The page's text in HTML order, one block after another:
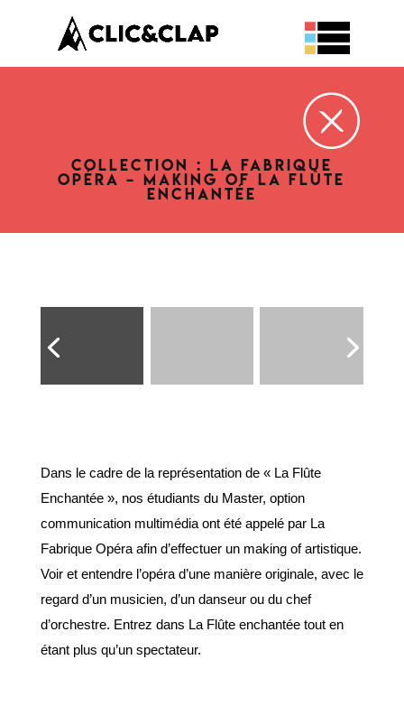
COLLECTION : LA FABRIQUE
OPÉRA – MAKING OF LA FLÛTE
ENCHANTÉE
Dans le cadre de la représentation de « La Flûte
Enchantée », nos étudiants du Master, option
communication multimédia ont été appelé par La
Fabrique Opéra afin d’effectuer un making of artistique.
Voir et entendre l’opéra d’une manière originale, avec le
regard d’un musicien, d’un danseur ou du chef
d’orchestre. Entrez dans La Flûte enchantée tout en
étant plus qu’un spectateur.